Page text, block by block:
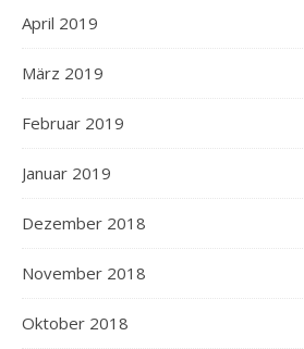
April 2019
März 2019
Februar 2019
Januar 2019
Dezember 2018
November 2018
Oktober 2018